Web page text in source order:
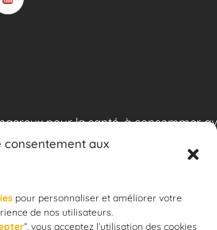
consentement aux
pour personnaliser et améliorer votre
de nos utilisateurs.
”, vous acceptez l’utilisation des cookies
pour la santé, à consommer